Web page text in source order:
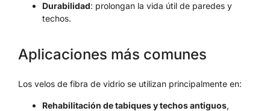
Durabilidad: prolongan la vida útil de paredes y
techos.
Aplicaciones más comunes
Los velos de fibra de vidrio se utilizan principalmente en:
Rehabilitación de tabiques y techos antiguos,